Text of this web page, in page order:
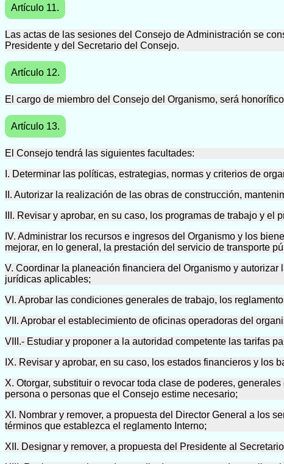
Artículo 11.
Las actas de las sesiones del Consejo de Administración se
Presidente y del Secretario del Consejo.
Artículo 12.
El cargo de miembro del Consejo del Organismo, será
Artículo 13.
El Consejo tendrá las siguientes facultades:
I. Determinar las políticas, estrategias, normas y criterios de
II. Autorizar la realización de las obras de construcción,
III. Revisar y aprobar, en su caso, los programas de trabajo y el
IV. Administrar los recursos e ingresos del Organismo y los
mejorar, en lo general, la prestación del servicio de transporte
V. Coordinar la planeación financiera del Organismo y
jurídicas aplicables;
VI. Aprobar las condiciones generales de trabajo, los
VII. Aprobar el establecimiento de oficinas operadoras del
VIII.- Estudiar y proponer a la autoridad competente las tarifas
IX. Revisar y aprobar, en su caso, los estados financieros y los
X. Otorgar, substituir o revocar toda clase de poderes,
persona o personas que el Consejo estime necesario;
XI. Nombrar y remover, a propuesta del Director General a los
términos que establezca el reglamento Interno;
XII. Designar y remover, a propuesta del Presidente al